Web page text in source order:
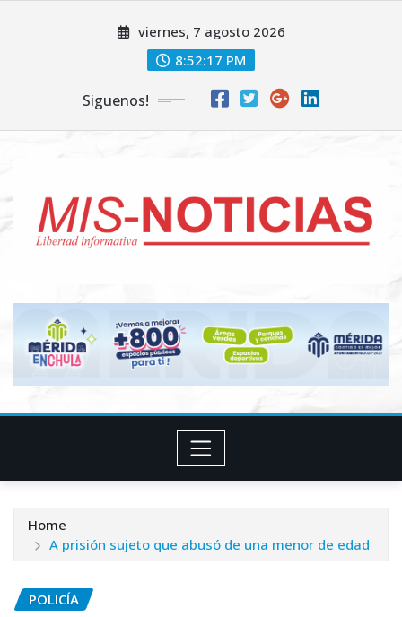
viernes, 7 agosto 2026
8:52:18 PM
Siguenos!
Home
A prisión sujeto que abusó de una menor de edad
POLICÍA